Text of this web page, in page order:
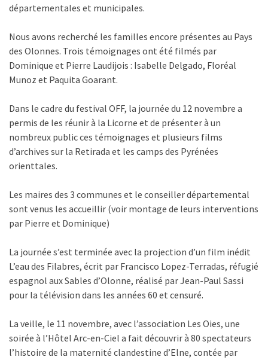
départementales et municipales.
Nous avons recherché les familles encore présentes au Pays
des Olonnes. Trois témoignages ont été filmés par
Dominique et Pierre Laudijois : Isabelle Delgado, Floréal
Munoz et Paquita Goarant.
Dans le cadre du festival OFF, la journée du 12 novembre a
permis de les réunir à la Licorne et de présenter à un
nombreux public ces témoignages et plusieurs films
d’archives sur la Retirada et les camps des Pyrénées
orienttales.
Les maires des 3 communes et le conseiller départemental
sont venus les accueillir (voir montage de leurs interventions
par Pierre et Dominique)
La journée s’est terminée avec la projection d’un film inédit
L’eau des Filabres, écrit par Francisco Lopez-Terradas, réfugié
espagnol aux Sables d’Olonne, réalisé par Jean-Paul Sassi
pour la télévision dans les années 60 et censuré.
La veille, le 11 novembre, avec l’association Les Oies, une
soirée à l’Hôtel Arc-en-Ciel a fait découvrir à 80 spectateurs
l’histoire de la maternité clandestine d’Elne, contée par